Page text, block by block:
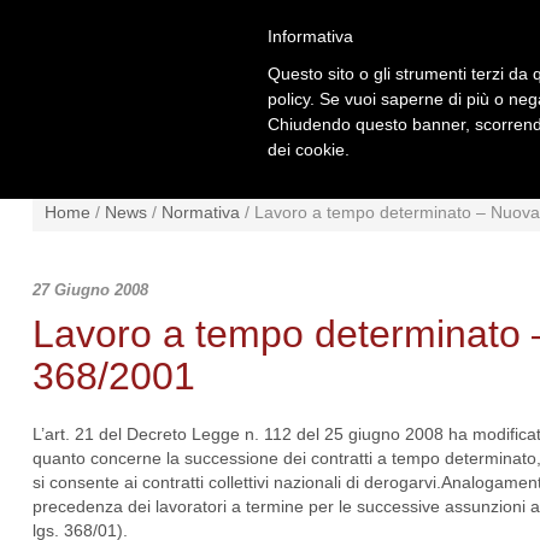
NEWS NORMATIVA
Home / News / Normativa / Lavoro a tempo determinato –
27 Giugno 2008
Lavoro a tempo determinato
368/2001
L’art. 21 del Decreto Legge n. 112 del 25 giugno 2008 ha
quanto concerne la successione dei contratti a tempo
si consente ai contratti collettivi nazionali di derogarvi.
precedenza dei lavoratori a termine per le successive assunzioni
lgs. 368/01).
Informativa
Questo sito o gli strumenti terzi da
policy. Se vuoi saperne di più o
Chiudendo questo banner,
dei cookie.